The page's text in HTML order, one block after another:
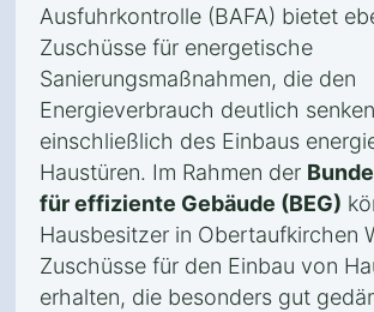
Ausfuhrkontrolle (BAFA) bietet
Zuschüsse für energetische
Sanierungsmaßnahmen, die den
Energieverbrauch deutlich
einschließlich des Einbaus
Haustüren. Im Rahmen der
für effiziente Gebäude (BEG)
Hausbesitzer in Obertaufkirchen
Zuschüsse für den Einbau von
erhalten, die besonders gut